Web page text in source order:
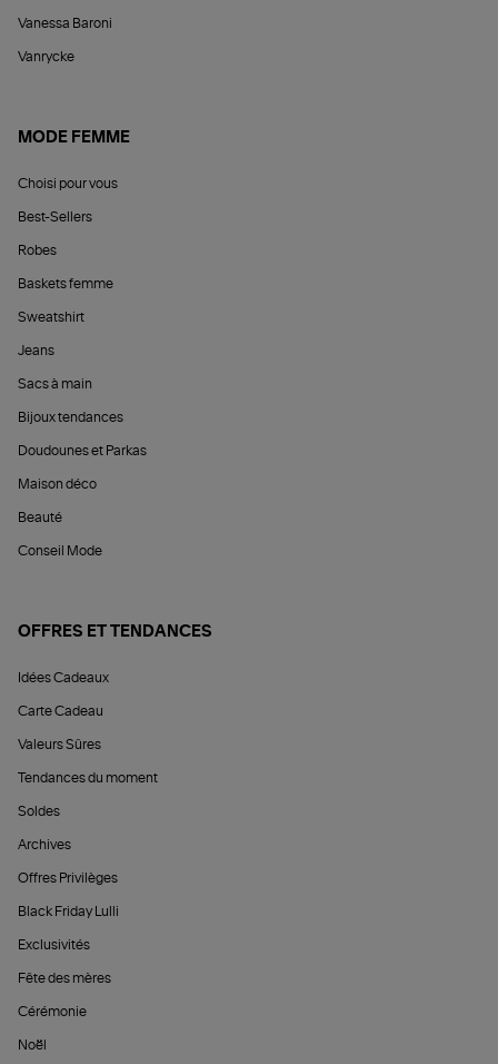
Vanessa Baroni
Vanrycke
MODE FEMME
Choisi pour vous
Best-Sellers
Robes
Baskets femme
Sweatshirt
Jeans
Sacs à main
Bijoux tendances
Doudounes et Parkas
Maison déco
Beauté
Conseil Mode
OFFRES ET TENDANCES
Idées Cadeaux
Carte Cadeau
Valeurs Sûres
Tendances du moment
Soldes
Archives
Offres Privilèges
Black Friday Lulli
Exclusivités
Fête des mères
Cérémonie
Noël